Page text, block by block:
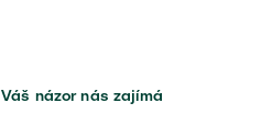
Váš názor nás zajímá